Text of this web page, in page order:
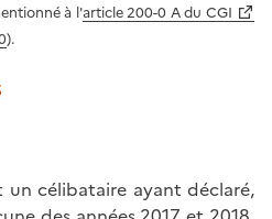
à l'article 200-0 A du CGI
).
un célibataire ayant déclaré,